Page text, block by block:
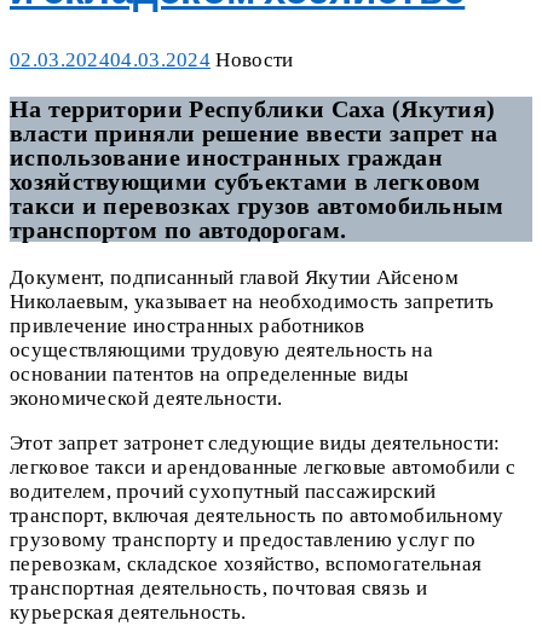
Posted
02.03.202404.03.2024 Categories
Новости
На территории Республики Саха (Якутия)
власти приняли решение ввести запрет на
использование иностранных граждан
хозяйствующими субъектами в легковом
такси и перевозках грузов автомобильным
транспортом по автодорогам.
Документ, подписанный главой Якутии Айсеном
Николаевым, указывает на необходимость запретить
привлечение иностранных работников
осуществляющими трудовую деятельность на
основании патентов на определенные виды
экономической деятельности.
Этот запрет затронет следующие виды деятельности:
легковое такси и арендованные легковые автомобили с
водителем, прочий сухопутный пассажирский
транспорт, включая деятельность по автомобильному
грузовому транспорту и предоставлению услуг по
перевозкам, складское хозяйство, вспомогательная
транспортная деятельность, почтовая связь и
курьерская деятельность.